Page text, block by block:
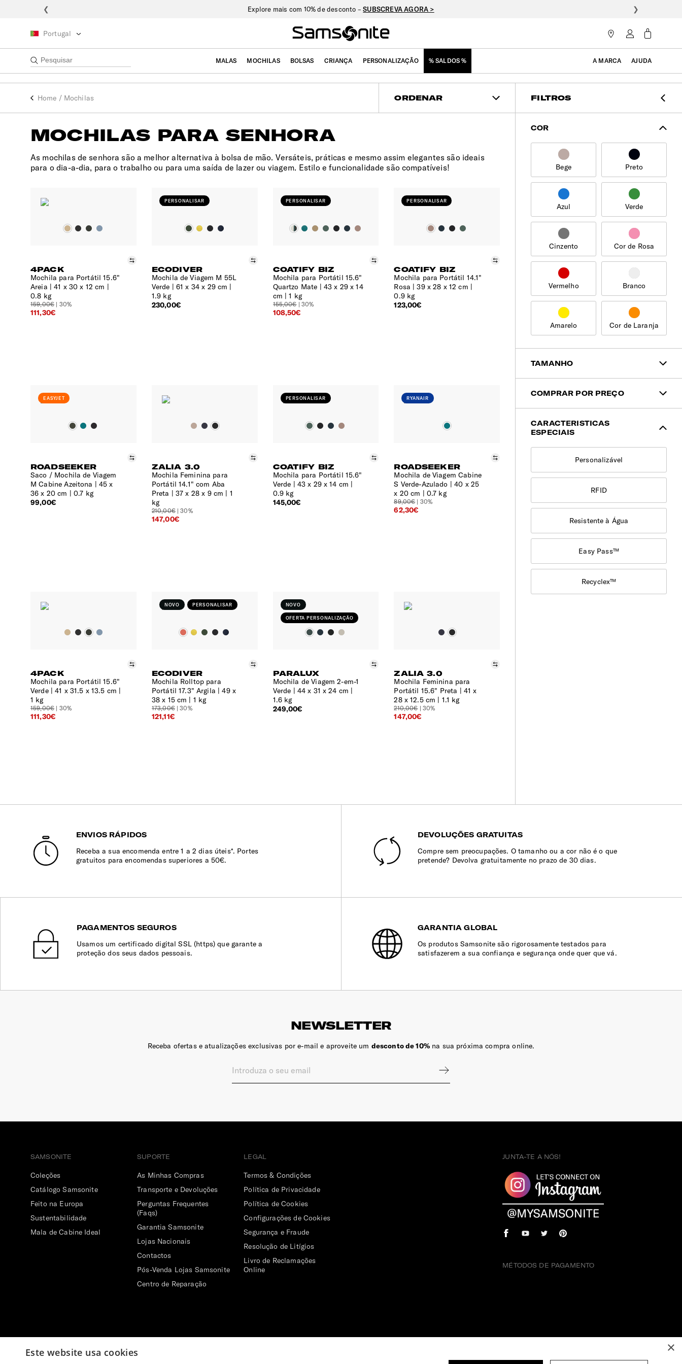
Explore mais com 10% de desconto –SUBSCREVA AGORA >
❮ ❯
Portugal
MALAS MOCHILAS BOLSAS CRIANÇA PERSONALIZAÇÃO % SALDOS % A MARCA AJUDA
MOCHILAS PARA ELA
Home / Mochilas ORDENAR FILTROS
MOCHILAS PARA SENHORA
As mochilas de senhora são a melhor alternativa à bolsa de mão. Versáteis, práticas e mesmo assim elegantes são ideais
para o dia-a-dia, para o trabalho ou para uma saída de lazer ou viagem. Estilo e funcionalidade são compatíveis!
4PACK
Mochila para Portátil 15.6"
Areia
41 x 30 x 12 cm |
0.8 kg
Comparar
159,00€ | 30%
111,30€
PERSONALISAR
ECODIVER
Mochila de Viagem M 55L
Verde
61 x 34 x 29 cm |
1.9 kg
Comparar
230,00€
PERSONALISAR
COATIFY BIZ
Mochila para Portátil 15.6"
Quartzo Mate
43 x 29 x 14
cm | 1 kg
155,00€ | 30%
108,50€
PERSONALISAR
COATIFY BIZ
Mochila para Portátil 14.1"
Rosa
39 x 28 x 12 cm |
0.9 kg
Comparar
123,00€
EASYJET
ROADSEEKER
Saco / Mochila de Viagem
M Cabine Azeitona
45 x
36 x 20 cm | 0.7 kg
Comparar
99,00€
ZALIA 3.0
Mochila Feminina para
Portátil 14.1" com Aba
Preta
37 x 28 x 9 cm | 1
kg
Comparar
210,00€ | 30%
147,00€
PERSONALISAR
COATIFY BIZ
Mochila para Portátil 15.6"
Verde
43 x 29 x 14 cm |
0.9 kg
145,00€
RYANAIR
ROADSEEKER
Mochila de Viagem Cabine
S Verde-Azulado
40 x 25
x 20 cm | 0.7 kg
89,00€ | 30%
62,30€
4PACK
Mochila para Portátil 15.6"
Verde
41 x 31.5 x 13.5 cm |
1 kg
Comparar
159,00€ | 30%
111,30€
NOVO PERSONALISAR
ECODIVER
Mochila Rolltop para
Portátil 17.3" Argila
49 x
38 x 15 cm | 1 kg
Comparar
173,00€ | 30%
121,11€
NOVO
OFERTA PERSONALIZAÇÃO
PARALUX
Mochila de Viagem 2-em-1
Verde
44 x 31 x 24 cm |
1.6 kg
249,00€
ZALIA 3.0
Mochila Feminina para
Portátil 15.6" Preta
41 x
28 x 12.5 cm | 1.1 kg
210,00€ | 30%
147,00€
COR
Bege Preto
Azul Verde
Cinzento Cor de Rosa
Vermelho Branco
Amarelo Cor de Laranja
TAMANHO
Tamanho
COMPRAR POR PREÇO
< 100€
CARACTERISTICAS
ESPECIAIS
Personalizável
RFID
Resistente à Água
Easy Pass™
Recyclex™
ENVIOS RÁPIDOS
Receba a sua encomenda entre 1 a 2 dias úteis*. Portes
gratuitos para encomendas superiores a 50€.
DEVOLUÇÕES GRATUITAS
Compre sem preocupações. O tamanho ou a cor não é o que
pretende? Devolva gratuitamente no prazo de 30 dias.
PAGAMENTOS SEGUROS
Usamos um certificado digital SSL (https) que garante a
proteção dos seus dados pessoais.
GARANTIA GLOBAL
Os produtos Samsonite são rigorosamente testados para
satisfazerem a sua confiança e segurança onde quer que vá.
NEWSLETTER
Receba ofertas e atualizações exclusivas por e-mail e aproveite um desconto de 10%na sua próxima compra online.
SAMSONITE
Coleções
Catálogo Samsonite
Feito na Europa
Sustentabilidade
Mala de Cabine Ideal
SUPORTE
As Minhas Compras
Transporte e Devoluções
Perguntas Frequentes
(Faqs)
Garantia Samsonite
Lojas Nacionais
Contactos
Pós-Venda Lojas Samsonite
Centro de Reparação
LEGAL
Termos & Condições
Política de Privacidade
Política de Cookies
Configurações de Cookies
Segurança e Fraude
Resolução de Litígios
Livro de Reclamações
Online
MÉTODOS DE PAGAMENTO
JUNTA-TE A NÓS!
×
Este website usa cookies